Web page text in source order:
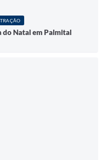
do Natal em Palmital